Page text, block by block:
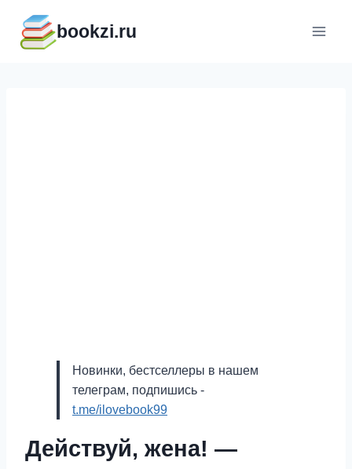
содержимому
bookzi.ru
Новинки, бестселлеры в нашем
телеграм, подпишись -
t.me/ilovebook99
Действуй, жена! —